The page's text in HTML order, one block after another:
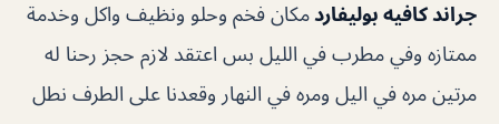
جراند كافيه بوليفاردمكان فخم وحلو ونظيف واكل وخدمة
ممتازه وفي مطرب في الليل بس اعتقد لازم حجز رحنا له
مرتين مره في اليل ومره في النهار وقعدنا على الطرف نطل